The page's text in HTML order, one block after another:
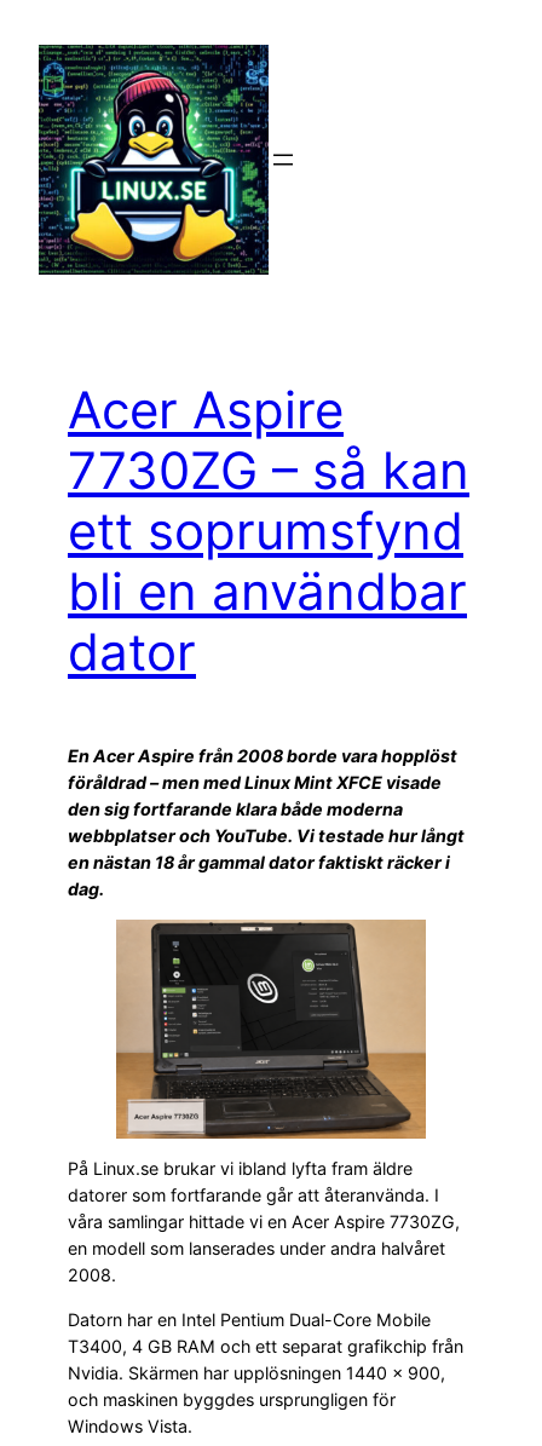
innehåll
Acer Aspire
7730ZG – så kan
ett soprumsfynd
bli en användbar
dator
En Acer Aspire från 2008 borde vara hopplöst
föråldrad – men med Linux Mint XFCE visade
den sig fortfarande klara både moderna
webbplatser och YouTube. Vi testade hur långt
en nästan 18 år gammal dator faktiskt räcker i
dag.
På Linux.se brukar vi ibland lyfta fram äldre
datorer som fortfarande går att återanvända. I
våra samlingar hittade vi en Acer Aspire 7730ZG,
en modell som lanserades under andra halvåret
2008.
Datorn har en Intel Pentium Dual-Core Mobile
T3400, 4 GB RAM och ett separat grafikchip från
Nvidia. Skärmen har upplösningen 1440 × 900,
och maskinen byggdes ursprungligen för
Windows Vista.